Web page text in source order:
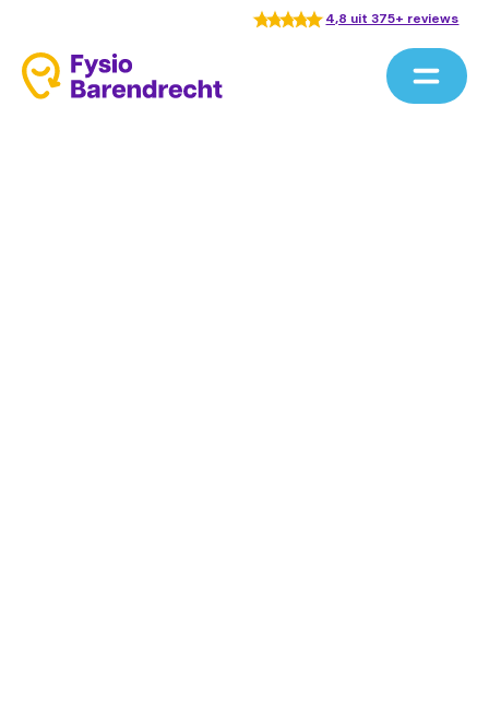
4,8 uit 375+ reviews